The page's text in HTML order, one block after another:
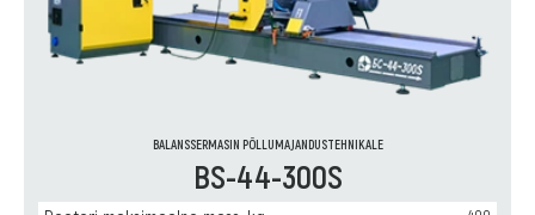
BALANSSERMASIN PÕLLUMAJANDUSTEHNIKALE
BS-44-300S